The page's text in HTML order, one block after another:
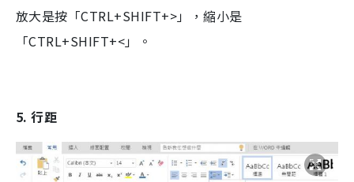
放大是按「CTRL+SHIFT+>」，縮小是
「CTRL+SHIFT+<」。
5. 行距